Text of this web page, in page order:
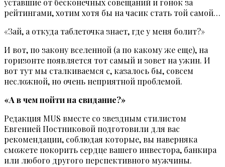
уставшие от бесконечных совещаний и гонок за
рейтингами, хотим хотя бы на часик стать той самой…
«Зай, а откуда таблеточка знает, где у меня болит?»
И вот, по закону вселенной (а по какому же еще), на
горизонте появляется тот самый и зовет на ужин. И
вот тут мы сталкиваемся с, казалось бы, совсем
несложной, но очень неприятной проблемой.
«А в чем пойти на свидание?»
Редакция MUS вместе со звездным стилистом
Евгенией Постниковой подготовили для вас
рекомендации, соблюдая которые, вы наверняка
сможете покорить сердце вашего инвестора, банкира
или любого другого перспективного мужчины.